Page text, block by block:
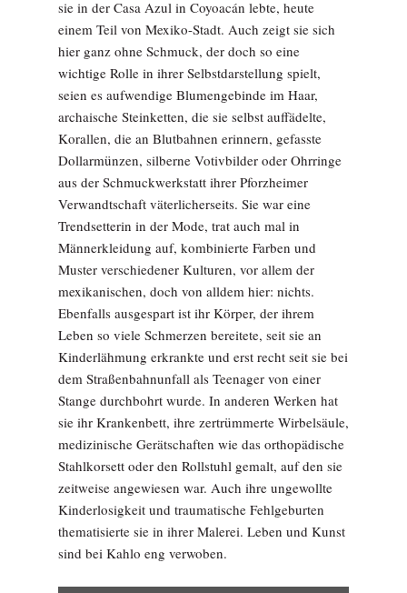
sie in der Casa Azul in Coyoacán lebte, heute
einem Teil von Mexiko-Stadt. Auch zeigt sie sich
hier ganz ohne Schmuck, der doch so eine
wichtige Rolle in ihrer Selbstdarstellung spielt,
seien es aufwendige Blumengebinde im Haar,
archaische Steinketten, die sie selbst auffädelte,
Korallen, die an Blutbahnen erinnern, gefasste
Dollarmünzen, silberne Votivbilder oder Ohrringe
aus der Schmuckwerkstatt ihrer Pforzheimer
Verwandtschaft väterlicherseits. Sie war eine
Trendsetterin in der Mode, trat auch mal in
Männerkleidung auf, kombinierte Farben und
Muster verschiedener Kulturen, vor allem der
mexikanischen, doch von alldem hier: nichts.
Ebenfalls ausgespart ist ihr Körper, der ihrem
Leben so viele Schmerzen bereitete, seit sie an
Kinderlähmung erkrankte und erst recht seit sie bei
dem Straßenbahnunfall als Teenager von einer
Stange durchbohrt wurde. In anderen Werken hat
sie ihr Krankenbett, ihre zertrümmerte Wirbelsäule,
medizinische Gerätschaften wie das orthopädische
Stahlkorsett oder den Rollstuhl gemalt, auf den sie
zeitweise angewiesen war. Auch ihre ungewollte
Kinderlosigkeit und traumatische Fehlgeburten
thematisierte sie in ihrer Malerei. Leben und Kunst
sind bei Kahlo eng verwoben.